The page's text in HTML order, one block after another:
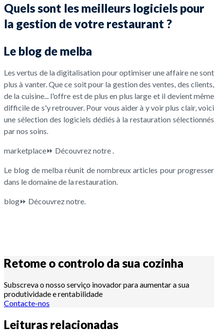
Quels sont les meilleurs logiciels pour
la gestion de votre restaurant ?
Le blog de melba
Les vertus de la digitalisation pour optimiser une affaire ne sont
plus à vanter. Que ce soit pour la gestion des ventes, des clients,
de la cuisine... l'offre est de plus en plus large et il devient même
difficile de s'y retrouver. Pour vous aider à y voir plus clair, voici
une sélection des logiciels dédiés à la restauration sélectionnés
par nos soins.
marketplace⏩ Découvrez notre .
Le blog de melba réunit de nombreux articles pour progresser
dans le domaine de la restauration.
blog⏩ Découvrez notre.
Retome o controlo da sua cozinha
Subscreva o nosso serviço inovador para aumentar a sua
produtividade e rentabilidade
Contacte-nos
Leituras relacionadas